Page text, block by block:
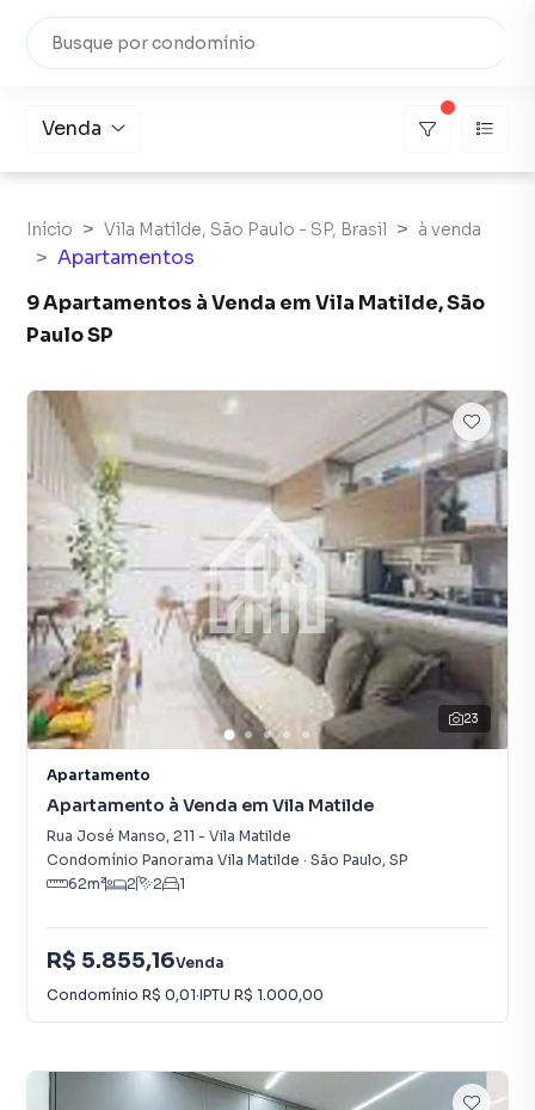
Venda
Início Vila Matilde, São Paulo - SP, Brasil à venda
Apartamentos
9 Apartamentos à Venda em Vila Matilde, São
Paulo SP
23
Apartamento
Apartamento à Venda em Vila Matilde
Rua José Manso, 211 - Vila Matilde
Condomínio Panorama Vila Matilde · São Paulo, SP
62m² 2 2 1
R$ 5.855,16Venda
Condomínio R$ 0,01·IPTU R$ 1.000,00